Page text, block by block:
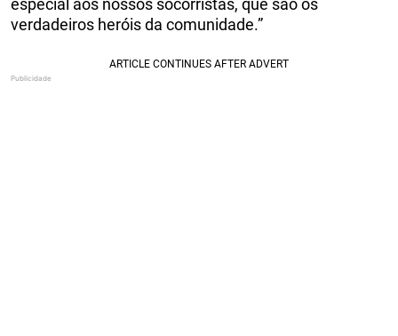
especial aos nossos socorristas, que são os
verdadeiros heróis da comunidade.”